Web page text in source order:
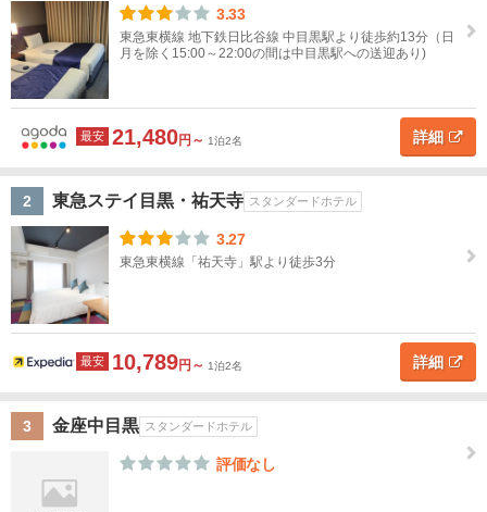
こ
の
条
件
で
す
地図
を表示
京
す
べ
て
東京
大手
町・
日本
橋
浅
草・
上
スカ
リー
3.33
東急東横線 地下鉄日比谷線 中目黒駅より徒歩約13分（日
月を除く15:00～22:00の間は中目黒駅への送迎あり)
最安 21,480円～ 1泊2名 詳細
2 東急ステイ目黒・祐天寺 スタンダードホテル
3.27
東急東横線「祐天寺」駅より徒歩3分
最安 10,789円～ 1泊2名 詳細
3 金座中目黒 スタンダードホテル
評価なし